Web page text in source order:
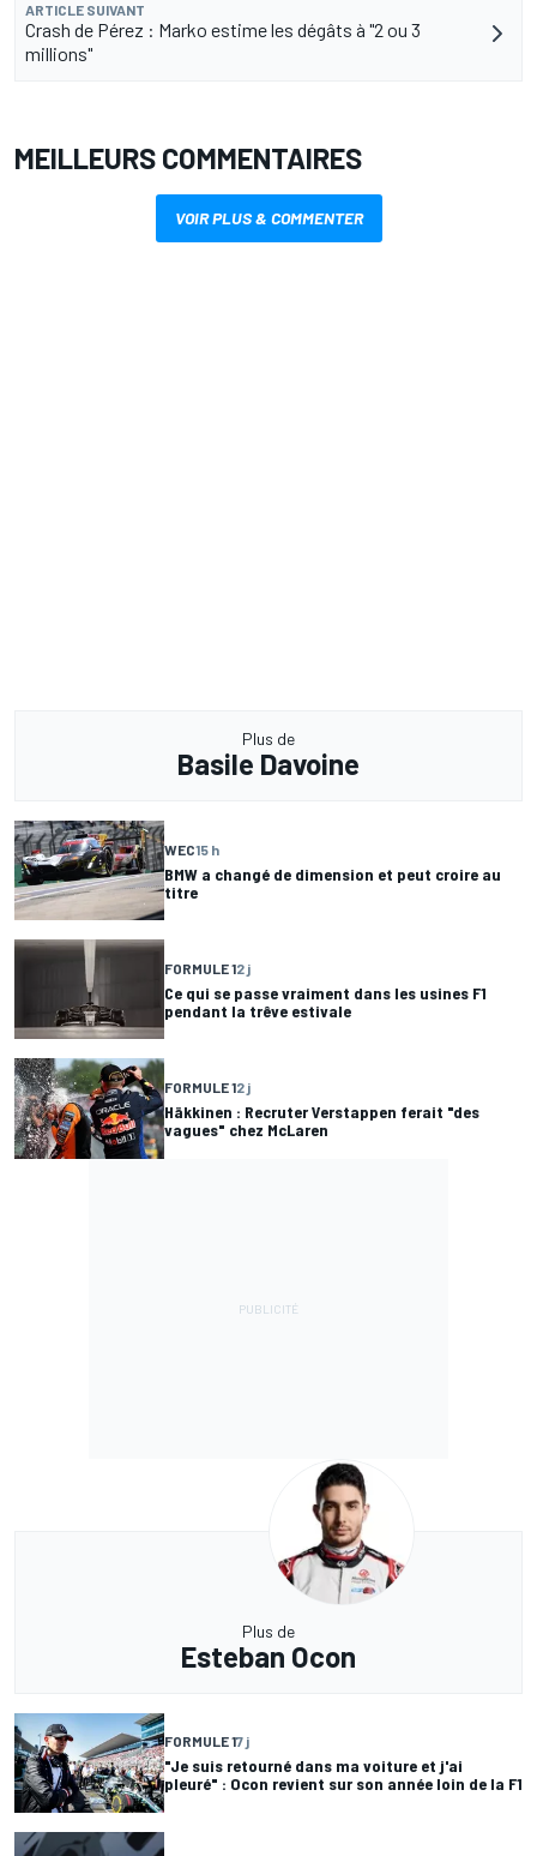
ARTICLE SUIVANT
Crash de Pérez : Marko estime les dégâts à "2 ou 3
millions"
MEILLEURS COMMENTAIRES
VOIR PLUS & COMMENTER
Plus de
Basile Davoine
WEC15 h
BMW a changé de dimension et peut croire au
titre
FORMULE 12 j
Ce qui se passe vraiment dans les usines F1
pendant la trêve estivale
FORMULE 12 j
Häkkinen : Recruter Verstappen ferait "des
vagues" chez McLaren
Plus de
Esteban Ocon
FORMULE 17 j
"Je suis retourné dans ma voiture et j'ai
pleuré" : Ocon revient sur son année loin de la F1